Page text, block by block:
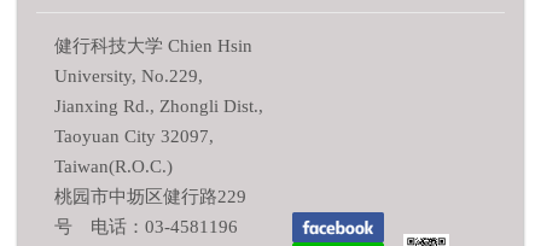
健行科技大学 Chien Hsin
University, No.229,
Jianxing Rd., Zhongli Dist.,
Taoyuan City 32097,
Taiwan(R.O.C.)
桃园市中坜区健行路229
号 电话：03-4581196